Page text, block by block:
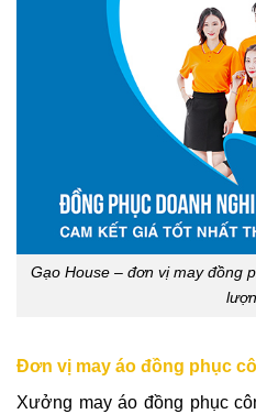
Gạo House – đơn vị may đồng
Đơn vị may áo đồng phục
Xưởng may áo đồng phục